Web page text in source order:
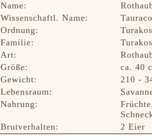
Name:
Wissenschaftl. Name:
Ordnung:
Familie:
Art:
Größe:
ca. 40
Gewicht:
210 -
Lebensraum:
Nahrung:
Brutverhalten:
2 Eier